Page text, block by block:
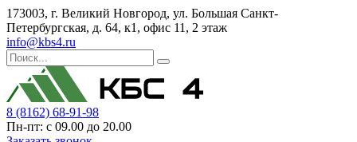
173003, г. Великий Новгород, ул. Большая Санкт-
Петербургская, д. 64, к1, офис 11, 2 этаж
info@kbs4.ru
8 (8162) 68-91-98
Пн-пт: с 09.00 до 20.00